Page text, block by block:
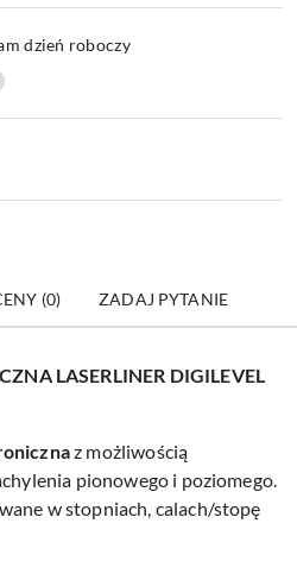
Wyślij
dzień roboczy
(0) ZADAJ PYTANIE
LASERLINER DIGILEVEL
z możliwością
pionowego i poziomego.
w stopniach, calach/stopę